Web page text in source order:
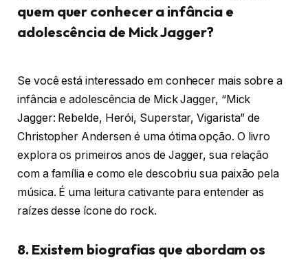
quem quer conhecer a infância e
adolescência de Mick Jagger?
Se você está interessado em conhecer mais sobre a
infância e adolescência de Mick Jagger, “Mick
Jagger: Rebelde, Herói, Superstar, Vigarista” de
Christopher Andersen é uma ótima opção. O livro
explora os primeiros anos de Jagger, sua relação
com a família e como ele descobriu sua paixão pela
música. É uma leitura cativante para entender as
raízes desse ícone do rock.
8. Existem biografias que abordam os